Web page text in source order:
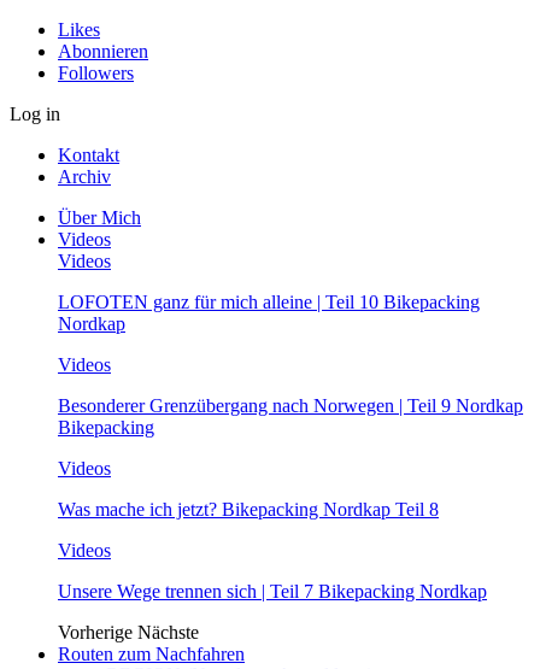
Likes
Abonnieren
Followers
Log in
Kontakt
Archiv
Über Mich
Videos
Videos
LOFOTEN ganz für mich alleine | Teil 10 Bikepacking
Nordkap
Videos
Besonderer Grenzübergang nach Norwegen | Teil 9 Nordkap
Bikepacking
Videos
Was mache ich jetzt? Bikepacking Nordkap Teil 8
Videos
Unsere Wege trennen sich | Teil 7 Bikepacking Nordkap
Vorherige Nächste
Routen zum Nachfahren